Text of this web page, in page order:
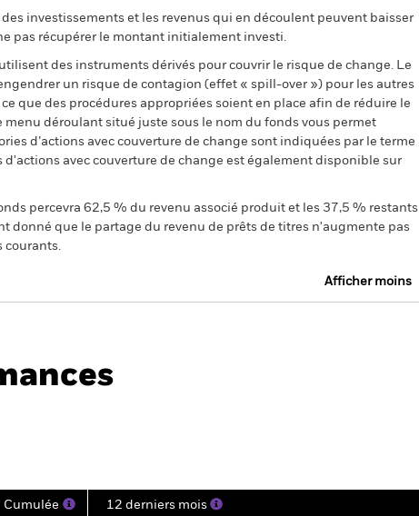
des investissements et les revenus qui en découlent peuvent baisser
pas récupérer le montant initialement investi.
des instruments dérivés pour couvrir le risque de change. Le
un risque de contagion (effet « spill-over ») pour les autres
que des procédures appropriées soient en place afin de réduire le
déroulant situé juste sous le nom du fonds vous permet
d’actions avec couverture de change sont indiquées par le terme
avec couverture de change est également disponible sur
percevra 62,5 % du revenu associé produit et les 37,5 % restants
donné que le partage du revenu de prêts de titres n'augmente pas
courants.
Afficher moins
Cumulée 12 derniers mois